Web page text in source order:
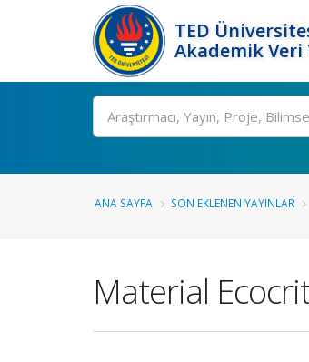
TED
Akademik
Ara
ANA SAYFA SON EKLENEN YAYINLAR
Material